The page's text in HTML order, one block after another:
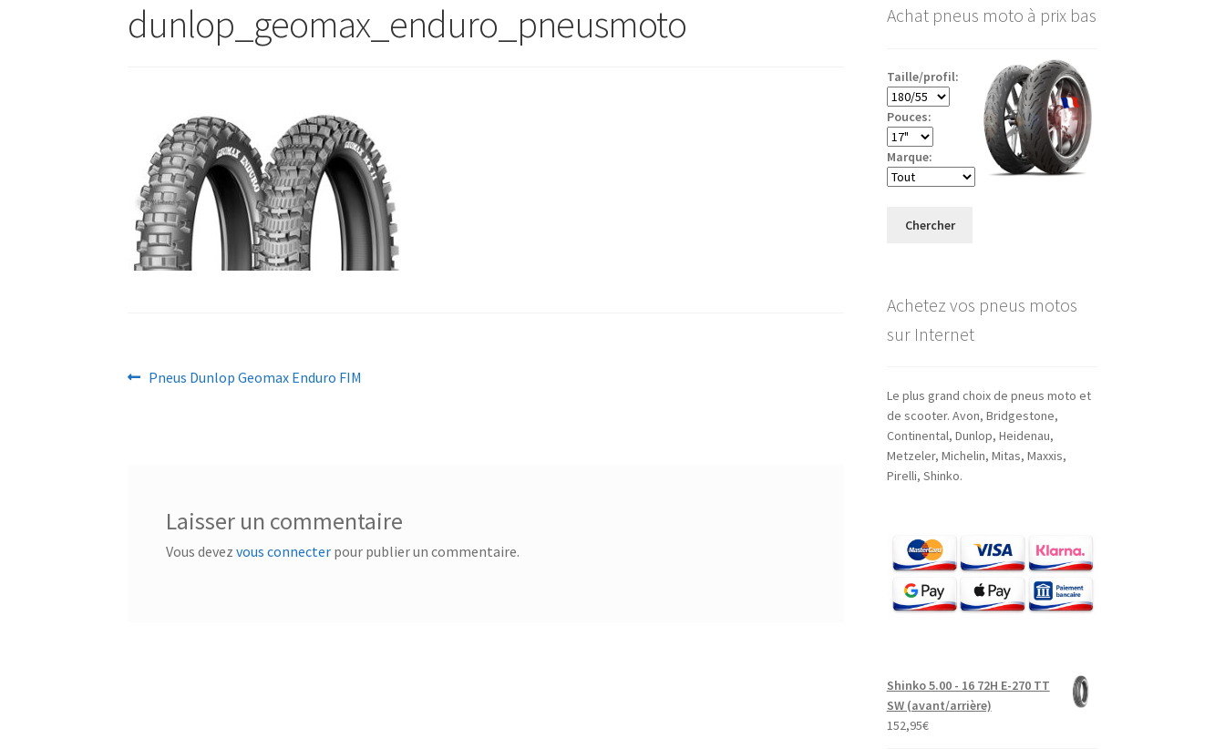
dunlop_geomax_enduro_pneusmoto
Navigation
Article
Pneus Dunlop Geomax Enduro FIM
Laisser un commentaire
Vous devez vous connecterpour publier un commentaire.
Achat pneus moto à prix bas
Taille/profil:
Pouces:
Marque:
Chercher
Achetez vos pneus motos
sur Internet
Le plus grand choix de pneus moto et
de scooter. Avon, Bridgestone,
Continental, Dunlop, Heidenau,
Metzeler, Michelin, Mitas, Maxxis,
Pirelli, Shinko.
Shinko 5.00 - 16 72H E-270 TT
SW (avant/arrière)
152,95€